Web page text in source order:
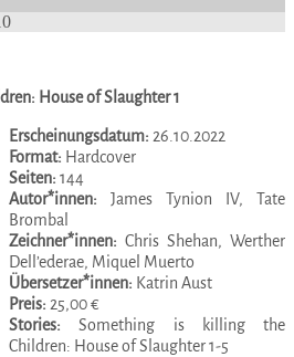
House of Slaughter 1
Erscheinungsdatum: 26.10.2022
Format: Hardcover
Seiten: 144
Autor*innen: James Tynion IV, Tate
Brombal
Zeichner*innen: Chris Shehan, Werther
Dell’ederae, Miquel Muerto
Übersetzer*innen: Katrin Aust
Preis: 25,00 €
Stories: Something is killing the
Children: House of Slaughter 1-5